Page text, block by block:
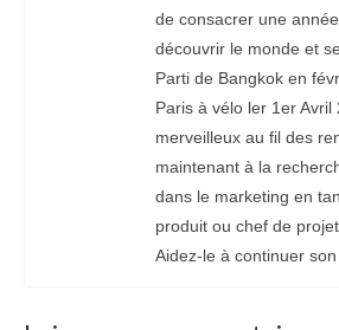
de consacrer une
découvrir le monde et
Parti de Bangkok en
Paris à vélo ler 1er Avril
merveilleux au fil des
maintenant à la
dans le marketing en
produit ou chef de
Aidez-le à continuer